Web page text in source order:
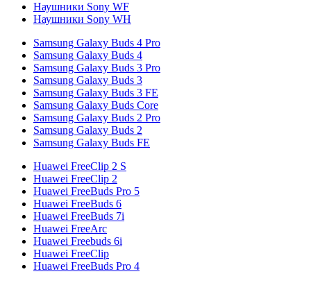
Наушники Sony WF
Наушники Sony WH
Samsung Galaxy Buds 4 Pro
Samsung Galaxy Buds 4
Samsung Galaxy Buds 3 Pro
Samsung Galaxy Buds 3
Samsung Galaxy Buds 3 FE
Samsung Galaxy Buds Core
Samsung Galaxy Buds 2 Pro
Samsung Galaxy Buds 2
Samsung Galaxy Buds FE
Huawei FreeClip 2 S
Huawei FreeClip 2
Huawei FreeBuds Pro 5
Huawei FreeBuds 6
Huawei FreeBuds 7i
Huawei FreeArc
Huawei Freebuds 6i
Huawei FreeClip
Huawei FreeBuds Pro 4